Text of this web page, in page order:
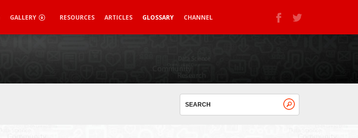
GALLERY RESOURCES ARTICLES GLOSSARY CHANNEL